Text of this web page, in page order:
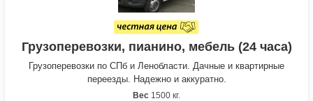
Грузоперевозки, пианино, мебель (24 часа)
Грузоперевозки по СПб и Ленобласти. Дачные и квартирные
переезды. Надежно и аккуратно.
Вес 1500 кг.